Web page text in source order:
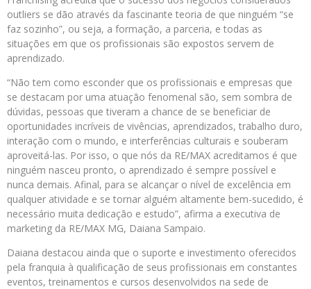
outliers se dão através da fascinante teoria de que ninguém “se
faz sozinho”, ou seja, a formação, a parceria, e todas as
situações em que os profissionais são expostos servem de
aprendizado.
“Não tem como esconder que os profissionais e empresas que
se destacam por uma atuação fenomenal são, sem sombra de
dúvidas, pessoas que tiveram a chance de se beneficiar de
oportunidades incríveis de vivências, aprendizados, trabalho duro,
interação com o mundo, e interferências culturais e souberam
aproveitá-las. Por isso, o que nós da RE/MAX acreditamos é que
ninguém nasceu pronto, o aprendizado é sempre possível e
nunca demais. Afinal, para se alcançar o nível de excelência em
qualquer atividade e se tornar alguém altamente bem-sucedido, é
necessário muita dedicação e estudo”, afirma a executiva de
marketing da RE/MAX MG, Daiana Sampaio.
Daiana destacou ainda que o suporte e investimento oferecidos
pela franquia à qualificação de seus profissionais em constantes
eventos, treinamentos e cursos desenvolvidos na sede de